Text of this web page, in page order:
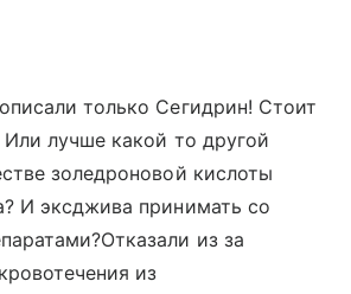
только Сегидрин! Стоит
Или лучше какой то другой
золедроновой кислоты
И эксджива принимать со
из за
из